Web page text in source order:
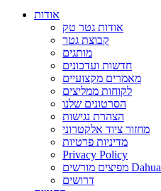
אודות
אודות גטר טק
קבוצת גטר
מותגים
חדשות ועדכונים
מאמרים מקצועיים
לקוחות ממליצים
הסרטונים שלנו
הצהרת נגישות
מחזור ציוד אלקטרוני
מדיניות פרטיות
Privacy Policy
מפיצים מורשים Dahua
דרושים